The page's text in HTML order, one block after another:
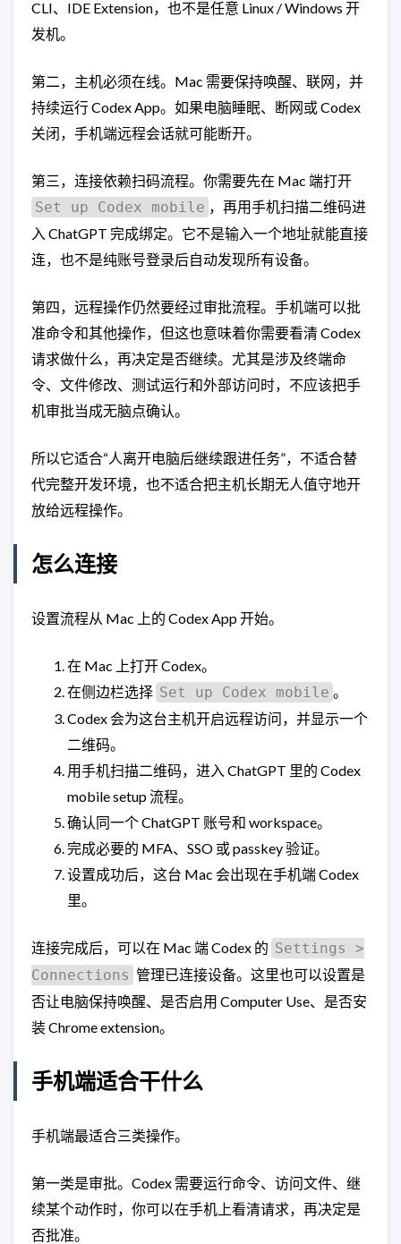
CLI、IDE Extension，也不是任意 Linux / Windows 开
发机。
第二，主机必须在线。Mac 需要保持唤醒、联网，并
持续运行 Codex App。如果电脑睡眠、断网或 Codex
关闭，手机端远程会话就可能断开。
第三，连接依赖扫码流程。你需要先在 Mac 端打开
Set up Codex mobile ，再用手机扫描二维码进
入 ChatGPT 完成绑定。它不是输入一个地址就能直接
连，也不是纯账号登录后自动发现所有设备。
第四，远程操作仍然要经过审批流程。手机端可以批
准命令和其他操作，但这也意味着你需要看清 Codex
请求做什么，再决定是否继续。尤其是涉及终端命
令、文件修改、测试运行和外部访问时，不应该把手
机审批当成无脑点确认。
所以它适合“人离开电脑后继续跟进任务”，不适合替
代完整开发环境，也不适合把主机长期无人值守地开
放给远程操作。
怎么连接
设置流程从 Mac 上的 Codex App 开始。
在 Mac 上打开 Codex。
在侧边栏选择 Set up Codex mobile 。
Codex 会为这台主机开启远程访问，并显示一个
二维码。
用手机扫描二维码，进入 ChatGPT 里的 Codex
mobile setup 流程。
确认同一个 ChatGPT 账号和 workspace。
完成必要的 MFA、SSO 或 passkey 验证。
设置成功后，这台 Mac 会出现在手机端 Codex
里。
连接完成后，可以在 Mac 端 Codex 的 Settings >
Connections 管理已连接设备。这里也可以设置是
否让电脑保持唤醒、是否启用 Computer Use、是否安
装 Chrome extension。
手机端适合干什么
手机端最适合三类操作。
第一类是审批。Codex 需要运行命令、访问文件、继
续某个动作时，你可以在手机上看清请求，再决定是
否批准。